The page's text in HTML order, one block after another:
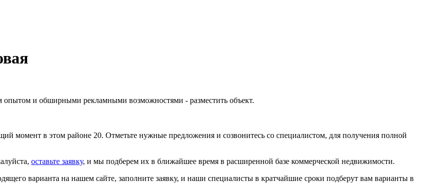
опытом и обширными рекламными возможностями - разместить объект.
момент в этом районе 20. Отметьте нужные предложения и созвонитесь со специалистом, для получения полной
оставьте заявку, и мы подберем их в ближайшее время в расширенной базе коммерческой недвижимости.
варианта на нашем сайте, заполните заявку, и наши специалисты в кратчайшие сроки подберут вам варианты в